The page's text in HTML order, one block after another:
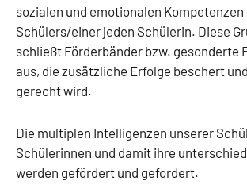
sozialen und emotionalen Kompetenzen
Schülers/einer jeden Schülerin. Diese
schließt Förderbänder bzw. gesonderte
aus, die zusätzliche Erfolge beschert
gerecht wird.
Die multiplen Intelligenzen unserer
Schülerinnen und damit ihre
werden gefördert und gefordert.